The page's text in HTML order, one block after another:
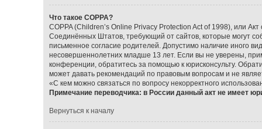
Что такое COPPA?
COPPA (Children’s Online Privacy Protection Act of 1998), или
Соединённых Штатов, требующий от сайтов, которые могут
письменное согласие родителей. Допустимо наличие иного
несовершеннолетних младше 13 лет. Если вы не уверены,
конференции, обратитесь за помощью к юрисконсульту.
может давать рекомендаций по правовым вопросам и не
«С кем можно связаться по вопросу некорректного
Примечание переводчика: в России данный акт не имеет
Вернуться к началу